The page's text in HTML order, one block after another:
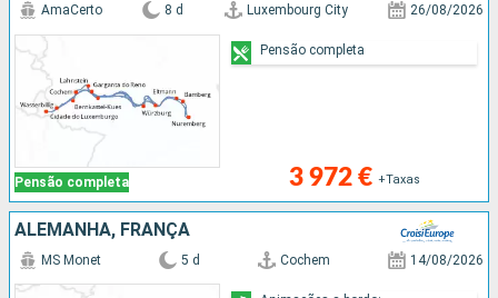
Pensão completa
AmaCerto 8 d Luxembourg City 26/08/2026
3 972 € +Taxas
Pensão completa
ALEMANHA, FRANÇA
MS Monet 5 d Cochem 14/08/2026